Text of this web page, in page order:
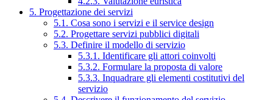
5. Progettazione dei servizi
5.1. Cosa sono i servizi e il service design
5.2. Progettare servizi pubblici digitali
5.3. Definire il modello di servizio
5.3.1. Identificare gli attori coinvolti
5.3.2. Formulare la proposta di valore
5.3.3. Inquadrare gli elementi costitutivi del
servizio